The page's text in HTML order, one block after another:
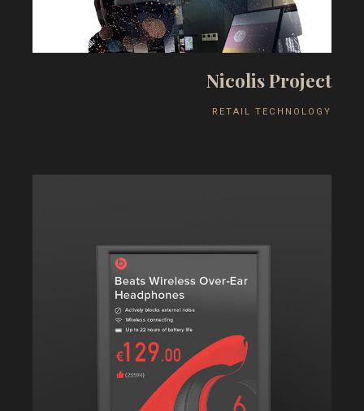
NicolisProject
R ETA I L T E C H N O L O G Y